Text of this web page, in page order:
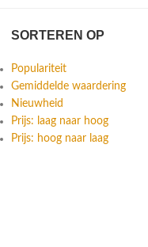
SORTEREN OP
Populariteit
Gemiddelde waardering
Nieuwheid
Prijs: laag naar hoog
Prijs: hoog naar laag